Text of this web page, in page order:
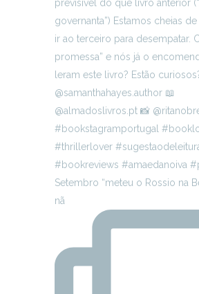
Setembro “meteu o Rossio na
nã